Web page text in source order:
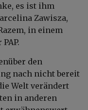
es ist ihm
Zawisza,
in einem
den
nach nicht bereit
Welt verändert
in anderen